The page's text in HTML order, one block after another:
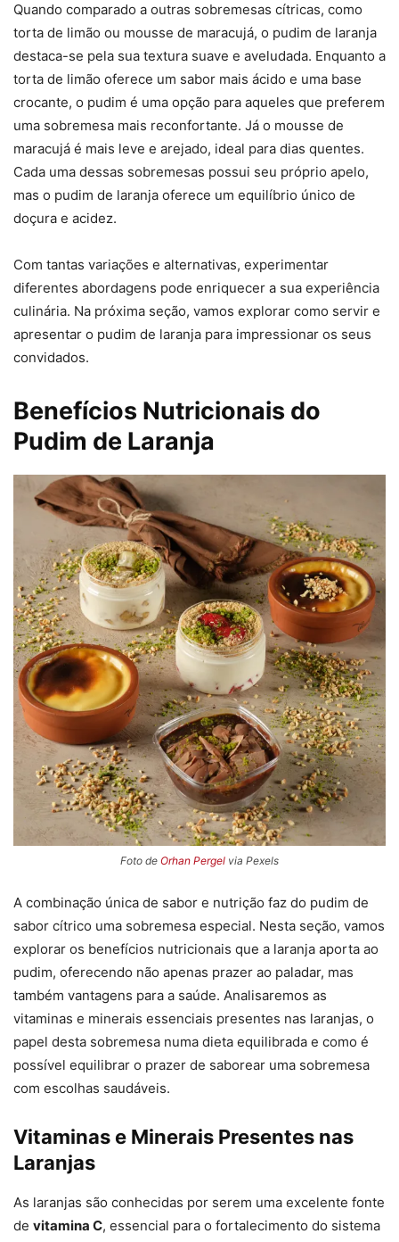
Quando comparado a outras sobremesas cítricas, como
torta de limão ou mousse de maracujá, o pudim de laranja
destaca-se pela sua textura suave e aveludada. Enquanto a
torta de limão oferece um sabor mais ácido e uma base
crocante, o pudim é uma opção para aqueles que preferem
uma sobremesa mais reconfortante. Já o mousse de
maracujá é mais leve e arejado, ideal para dias quentes.
Cada uma dessas sobremesas possui seu próprio apelo,
mas o pudim de laranja oferece um equilíbrio único de
doçura e acidez.
Com tantas variações e alternativas, experimentar
diferentes abordagens pode enriquecer a sua experiência
culinária. Na próxima seção, vamos explorar como servir e
apresentar o pudim de laranja para impressionar os seus
convidados.
Benefícios Nutricionais do
Pudim de Laranja
Foto de Orhan Pergel via Pexels
A combinação única de sabor e nutrição faz do pudim de
sabor cítrico uma sobremesa especial. Nesta seção, vamos
explorar os benefícios nutricionais que a laranja aporta ao
pudim, oferecendo não apenas prazer ao paladar, mas
também vantagens para a saúde. Analisaremos as
vitaminas e minerais essenciais presentes nas laranjas, o
papel desta sobremesa numa dieta equilibrada e como é
possível equilibrar o prazer de saborear uma sobremesa
com escolhas saudáveis.
Vitaminas e Minerais Presentes nas
Laranjas
As laranjas são conhecidas por serem uma excelente fonte
de vitamina C, essencial para o fortalecimento do sistema